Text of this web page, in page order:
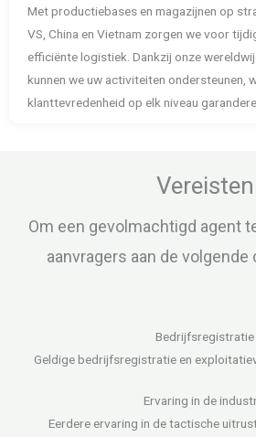
Met productiebases en magazijnen op
VS, China en Vietnam zorgen we voor
efficiënte logistiek. Dankzij onze
kunnen we uw activiteiten ondersteunen,
klanttevredenheid op elk niveau
Vereisten
Om een gevolmachtigd agent
aanvragers aan de volgende
Bedrijfsregistratie
Geldige bedrijfsregistratie en
Ervaring in de
Eerdere ervaring in de tactische